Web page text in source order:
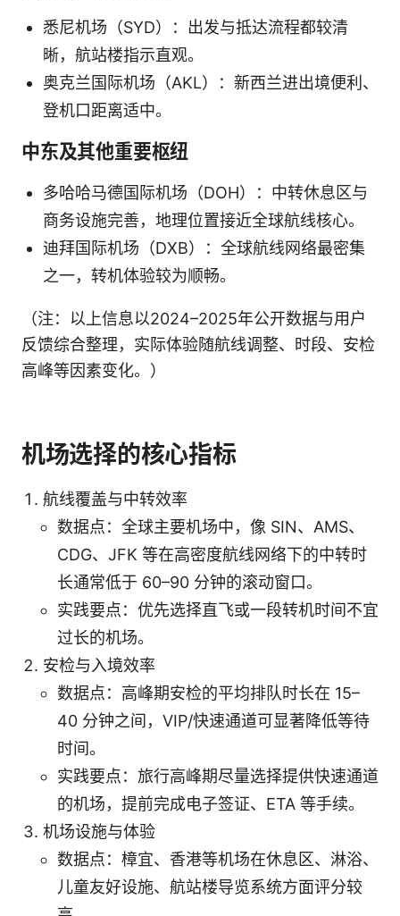
悉尼机场（SYD）：出发与抵达流程都较清
晰，航站楼指示直观。
奥克兰国际机场（AKL）：新西兰进出境便利、
登机口距离适中。
中东及其他重要枢纽
多哈哈马德国际机场（DOH）：中转休息区与
商务设施完善，地理位置接近全球航线核心。
迪拜国际机场（DXB）：全球航线网络最密集
之一，转机体验较为顺畅。
（注：以上信息以2024–2025年公开数据与用户
反馈综合整理，实际体验随航线调整、时段、安检
高峰等因素变化。）
机场选择的核心指标
航线覆盖与中转效率
数据点：全球主要机场中，像 SIN、AMS、
CDG、JFK 等在高密度航线网络下的中转时
长通常低于 60–90 分钟的滚动窗口。
实践要点：优先选择直飞或一段转机时间不宜
过长的机场。
安检与入境效率
数据点：高峰期安检的平均排队时长在 15–
40 分钟之间，VIP/快速通道可显著降低等待
时间。
实践要点：旅行高峰期尽量选择提供快速通道
的机场，提前完成电子签证、ETA 等手续。
机场设施与体验
数据点：樟宜、香港等机场在休息区、淋浴、
儿童友好设施、航站楼导览系统方面评分较